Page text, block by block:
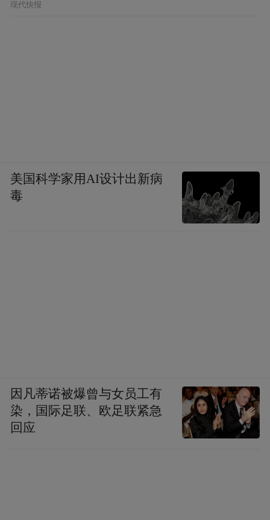
现代快报
美国科学家用AI设计出新病
毒
因凡蒂诺被爆曾与女员工有
染，国际足联、欧足联紧急
回应